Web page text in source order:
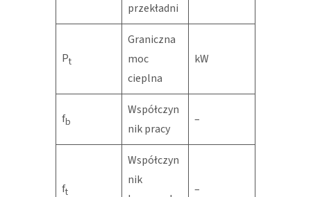
przekładni
Pt
Graniczna
moc
cieplna
kW
fb
Współczyn
nik pracy
–
ft
Współczyn
nik
–